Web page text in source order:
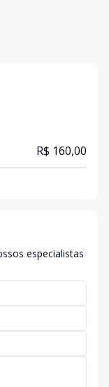
R$ 160,00
especialistas